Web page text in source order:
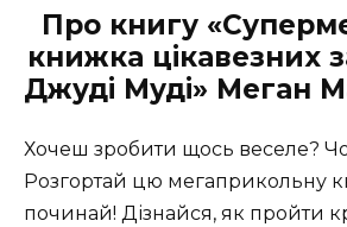
Про книгу
книжка цікавезних
Джуді Муді» Меган
Хочеш зробити щось веселе?
Розгортай цю мегаприкольну
починай! Дізнайся, як пройти